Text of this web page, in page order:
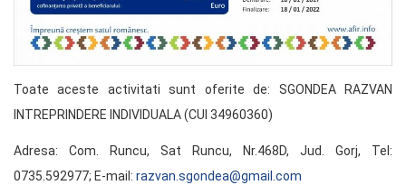
Toate aceste activitati sunt oferite de: SGONDEA RAZVAN
INTREPRINDERE INDIVIDUALA (CUI 34960360)
Adresa: Com. Runcu, Sat Runcu, Nr.468D, Jud. Gorj, Tel:
0735.592977; E-mail: razvan.sgondea@gmail.com